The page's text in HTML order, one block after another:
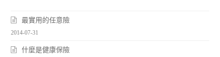
最實用的任意險
2014-07-31
什麼是健康保險